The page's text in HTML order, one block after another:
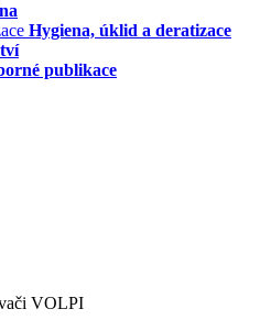
Hygiena, úklid a deratizace
publikace
VOLPI